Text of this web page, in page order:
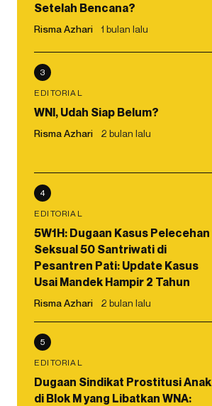
Setelah Bencana?
Risma Azhari 1 bulan lalu
3
EDITORIAL
WNI, Udah Siap Belum?
Risma Azhari 2 bulan lalu
4
EDITORIAL
5W1H: Dugaan Kasus Pelecehan
Seksual 50 Santriwati di
Pesantren Pati: Update Kasus
Usai Mandek Hampir 2 Tahun
Risma Azhari 2 bulan lalu
5
EDITORIAL
Dugaan Sindikat Prostitusi Anak
di Blok M yang Libatkan WNA: